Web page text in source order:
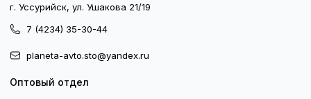
г. Уссурийск, ул. Ушакова 21/19
7 (4234) 35-30-44
planeta-avto.sto@yandex.ru
Оптовый отдел